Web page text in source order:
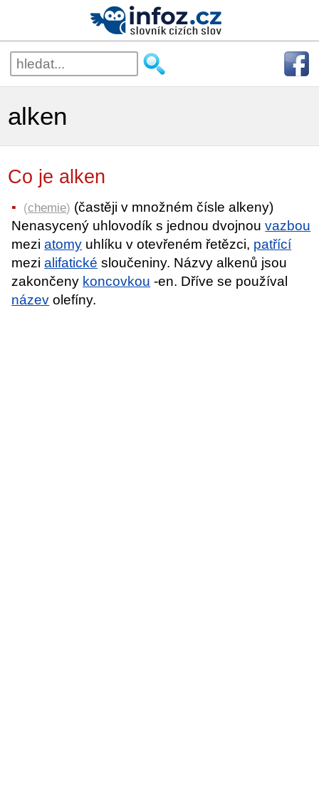
alken
Co je alken
(chemie) (častěji v množném čísle alkeny)
Nenasycený uhlovodík s jednou dvojnouvazbou
meziatomy uhlíku v otevřeném řetězci, patřící
mezialifatické sloučeniny. Názvy alkenů jsou
zakončeny koncovkou -en. Dříve se používal
název olefíny.